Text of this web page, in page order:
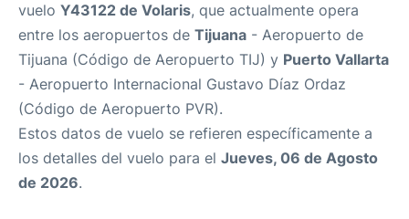
vuelo Y43122 de Volaris, que actualmente opera
entre los aeropuertos de Tijuana - Aeropuerto de
Tijuana (Código de Aeropuerto TIJ) y Puerto Vallarta
- Aeropuerto Internacional Gustavo Díaz Ordaz
(Código de Aeropuerto PVR).
Estos datos de vuelo se refieren específicamente a
los detalles del vuelo para el Jueves, 06 de Agosto
de 2026.